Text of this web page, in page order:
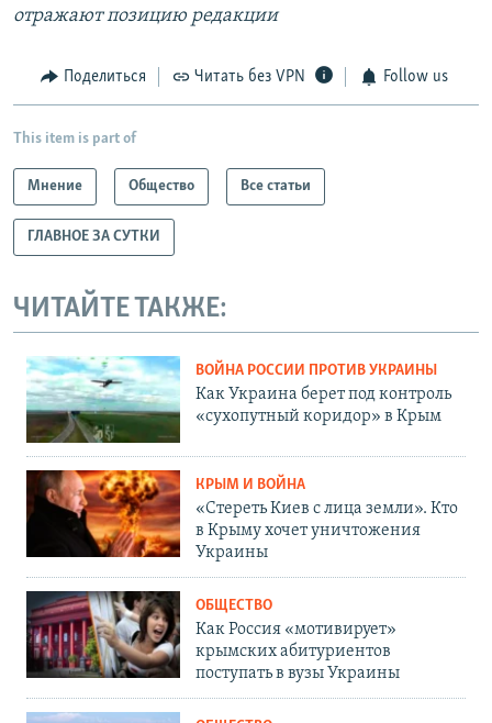
отражают позицию редакции
Поделиться Читать без VPN Follow us
This item is part of
Мнение Общество Все статьи
ГЛАВНОЕ ЗА СУТКИ
ЧИТАЙТЕ ТАКЖЕ:
ВОЙНА РОССИИ ПРОТИВ УКРАИНЫ
Как Украина берет под контроль
«сухопутный коридор» в Крым
КРЫМ И ВОЙНА
«Стереть Киев с лица земли». Кто
в Крыму хочет уничтожения
Украины
ОБЩЕСТВО
Как Россия «мотивирует»
крымских абитуриентов
поступать в вузы Украины